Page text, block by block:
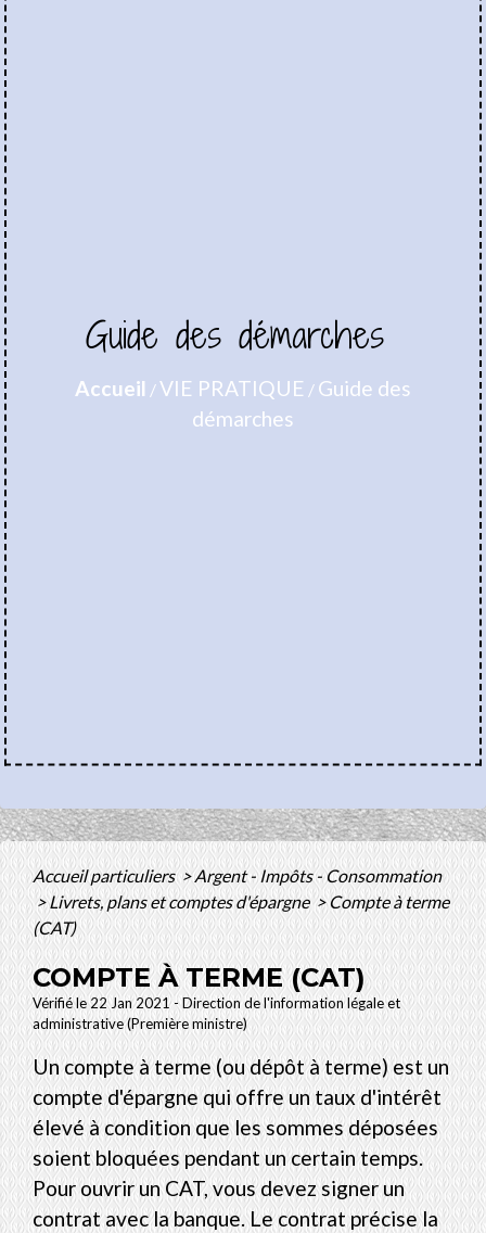
Guide des démarches
Accueil /VIE PRATIQUE / Guide des
démarches
Accueil particuliers >Argent - Impôts - Consommation
>Livrets, plans et comptes d'épargne > Compte à terme
(CAT)
COMPTE À TERME (CAT)
Vérifié le 22 Jan 2021 - Direction de l'information légale et
administrative (Première ministre)
Un compte à terme (ou dépôt à terme) est un
compte d'épargne qui offre un taux d'intérêt
élevé à condition que les sommes déposées
soient bloquées pendant un certain temps.
Pour ouvrir un CAT, vous devez signer un
contrat avec la banque. Le contrat précise la